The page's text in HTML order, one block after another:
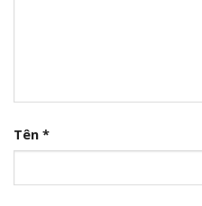
Tên *